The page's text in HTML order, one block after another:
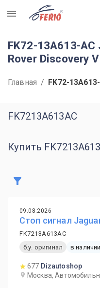
R
FK72-13A613-
Rover Discovery
Главная / FK72-
FK7213A613AC
Купить
09.08.2026
Стоп сигнал
FK7213A613AC
б.у. оригинал
в наличии
677 Dizautoshop
Москва,